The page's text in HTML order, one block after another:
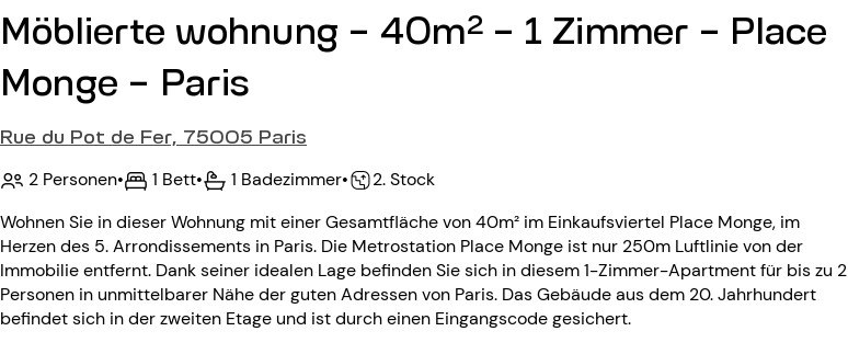
Möblierte wohnung - 40m² - 1 Zimmer - Place
Monge - Paris
Rue du Pot de Fer, 75005 Paris
2 Personen• 1 Bett• 1 Badezimmer•
2. Stock
Wohnen Sie in dieser Wohnung mit einer Gesamtfläche von 40m² im Einkaufsviertel Place Monge, im
Herzen des 5. Arrondissements in Paris. Die Metrostation Place Monge ist nur 250m Luftlinie von der
Immobilie entfernt. Dank seiner idealen Lage befinden Sie sich in diesem 1-Zimmer-Apartment für bis zu 2
Personen in unmittelbarer Nähe der guten Adressen von Paris. Das Gebäude aus dem 20. Jahrhundert
befindet sich in der zweiten Etage und ist durch einen Eingangscode gesichert.